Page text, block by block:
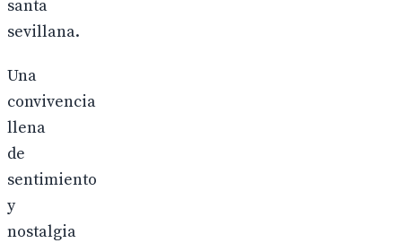
santa
sevillana.
Una
convivencia
llena
de
sentimiento
y
nostalgia